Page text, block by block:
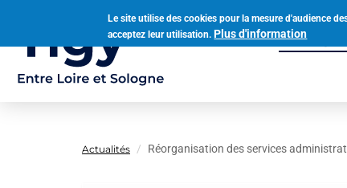
Le site utilise des cookies pour la mesure d'audience
acceptez leur utilisation. Plus d'information
principal
principale
Actualités Réorganisation des services